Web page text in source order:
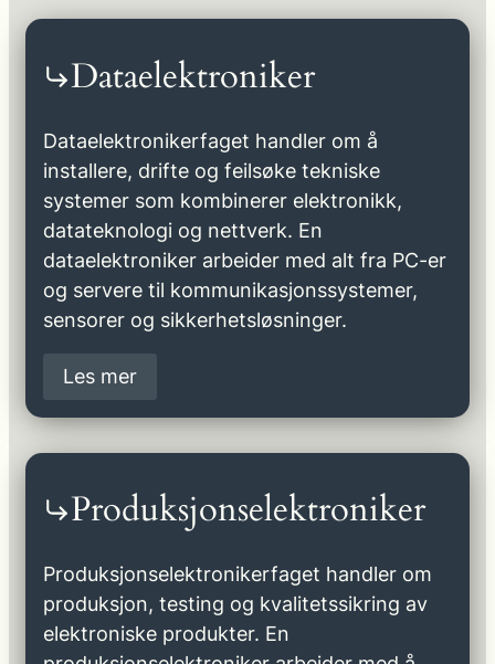
Dataelektroniker
Dataelektronikerfaget handler om å
installere, drifte og feilsøke tekniske
systemer som kombinerer elektronikk,
datateknologi og nettverk. En
dataelektroniker arbeider med alt fra PC-er
og servere til kommunikasjonssystemer,
sensorer og sikkerhetsløsninger.
Les mer
Produksjonselektroniker
Produksjonselektronikerfaget handler om
produksjon, testing og kvalitetssikring av
elektroniske produkter. En